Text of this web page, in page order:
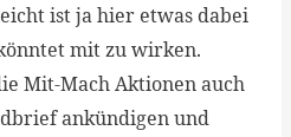
ist ja hier etwas dabei
mit zu wirken.
Mit-Mach Aktionen auch
ankündigen und